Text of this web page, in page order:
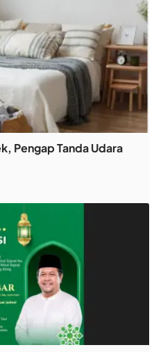
Pengap Tanda Udara